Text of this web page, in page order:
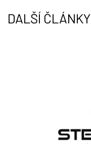
DALŠÍ ČLÁNKY